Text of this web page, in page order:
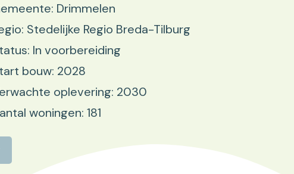
Drimmelen
Stedelijke Regio Breda-Tilburg
In voorbereiding
bouw: 2028
oplevering: 2030
woningen: 181